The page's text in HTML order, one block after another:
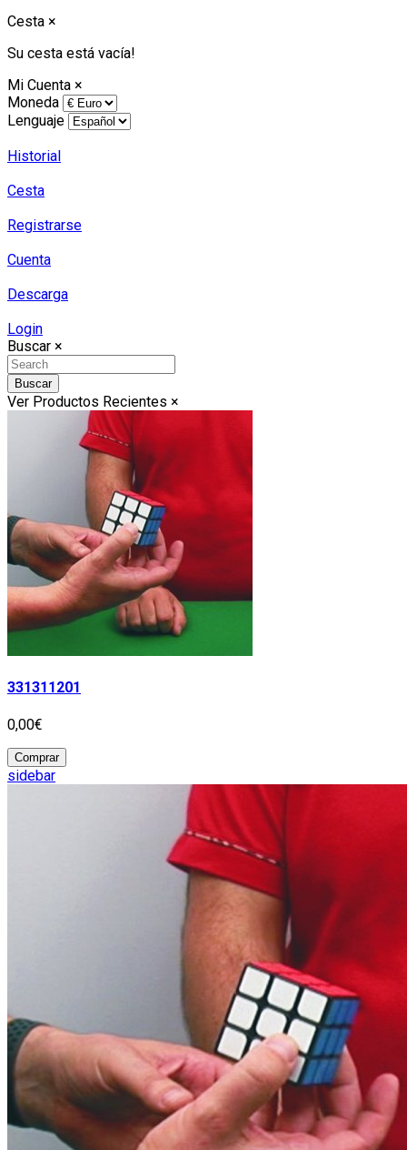
Cesta ×
Su cesta está vacía!
Mi Cuenta ×
Moneda
Lenguaje
Historial
Cesta
Registrarse
Cuenta
Descarga
Login
Buscar ×
Buscar
Ver Productos Recientes ×
331311201
0,00€
Comprar
sidebar